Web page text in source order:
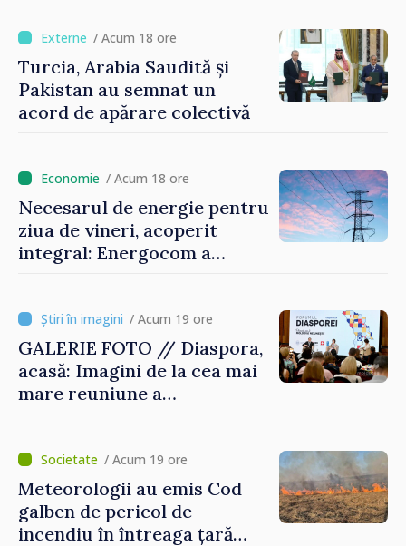
/ Acum 18 ore
Turcia, Arabia Saudită și
Pakistan au semnat un
acord de apărare colectivă
/ Acum 18 ore
Necesarul de energie pentru
ziua de vineri, acoperit
integral: Energocom a
/ Acum 19 ore
GALERIE FOTO // Diaspora,
acasă: Imagini de la cea mai
mare reuniune a
/ Acum 19 ore
Meteorologii au emis Cod
galben de pericol de
incendiu în întreaga țară